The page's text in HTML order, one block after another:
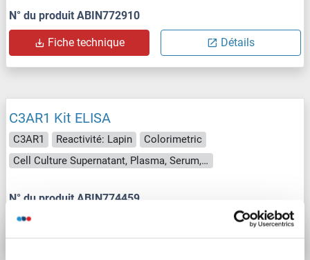
N° du produit ABIN772910
Fiche technique Détails
C3AR1 Kit ELISA
C3AR1 Reactivité: Lapin
Colorimetric
Cell Culture Supernatant, Plasma, Serum, Tissue Homogenate
N° du produit ABIN774459
Détails